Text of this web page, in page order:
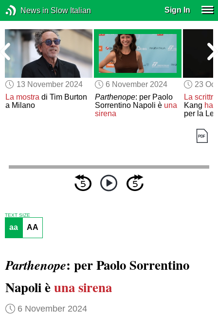
News in Slow Italian Sign In
13 November 2024
La mostra di Tim Burton
a Milano
6 November 2024
Parthenope: per Paolo
Sorrentino Napoli è una
sirena
23
La
Kang ha
per la
TEXT SIZE
aa AA
Parthenope: per Paolo Sorrentino
Napoli èuna sirena
6 November 2024